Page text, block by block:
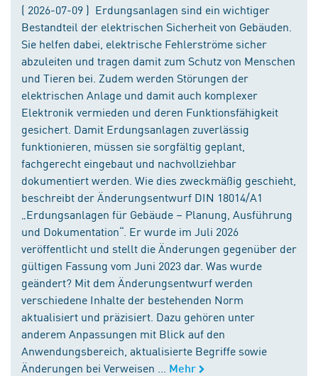
( 2026-07-09 ) Erdungsanlagen sind ein wichtiger
Bestandteil der elektrischen Sicherheit von Gebäuden.
Sie helfen dabei, elektrische Fehlerströme sicher
abzuleiten und tragen damit zum Schutz von Menschen
und Tieren bei. Zudem werden Störungen der
elektrischen Anlage und damit auch komplexer
Elektronik vermieden und deren Funktionsfähigkeit
gesichert. Damit Erdungsanlagen zuverlässig
funktionieren, müssen sie sorgfältig geplant,
fachgerecht eingebaut und nachvollziehbar
dokumentiert werden. Wie dies zweckmäßig geschieht,
beschreibt der Änderungsentwurf DIN 18014/A1
„Erdungsanlagen für Gebäude – Planung, Ausführung
und Dokumentation“. Er wurde im Juli 2026
veröffentlicht und stellt die Änderungen gegenüber der
gültigen Fassung vom Juni 2023 dar. Was wurde
geändert? Mit dem Änderungsentwurf werden
verschiedene Inhalte der bestehenden Norm
aktualisiert und präzisiert. Dazu gehören unter
anderem Anpassungen mit Blick auf den
Anwendungsbereich, aktualisierte Begriffe sowie
Änderungen bei Verweisen ...
Mehr